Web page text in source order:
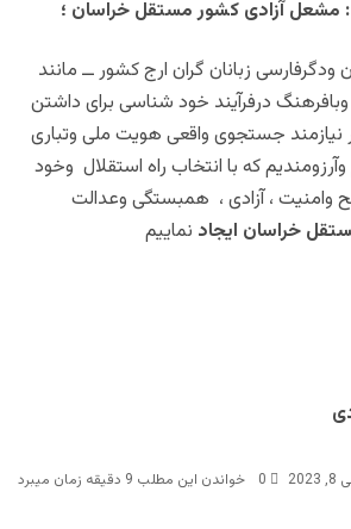
مشعل آزادی کشور مستقل خراسان ؛
زبانان گران ارج کشور ــ مانند
درفرآیند خود شناسی برای داشتن
نیازمند جستجوی واقعی هویت ملی وتباری
که با انتخاب راه استقلال وخود
وامنیت ، آزادی ، همبستگی وعدالت
خراسان ایجاد نماییم
0 خواندن این مطلب 9 دقیقه زمان میبرد